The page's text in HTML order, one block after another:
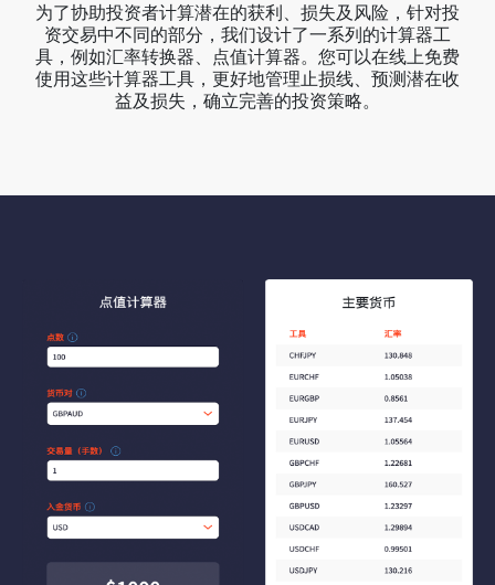
为了协助投资者计算潜在的获利、损失及风险，针对投
资交易中不同的部分，我们设计了一系列的计算器工
具，例如汇率转换器、点值计算器。您可以在线上免费
使用这些计算器工具，更好地管理止损线、预测潜在收
益及损失，确立完善的投资策略。